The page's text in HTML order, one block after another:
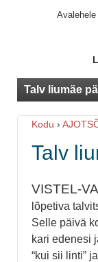
Avalehele
Talv liumäe
Kodu ›
Talv
VISTEL-
lõpetiva
Selle päivä
kari edenesi
“kui sii linti”